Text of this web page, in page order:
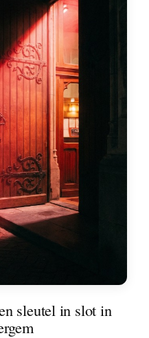
sleutel in slot in